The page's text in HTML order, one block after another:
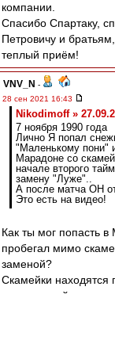
компании.
Спасибо Спартаку,
Петровичу и
теплый приём!
VNV_N -
28 сен 2021 16:43
Nikodimoff »
7 ноября 1990 года
Лично Я попал
"Маленькому пони"
Марадоне со
начале второго
замену "Луже"..
А после матча ОН
Это есть на видео!
Как ты мог попасть
пробегал мимо
заменой?
Скамейки находятся
центральной линии